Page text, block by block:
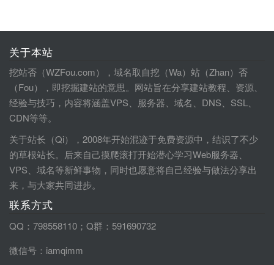
关于本站
挖站否（WZFou.com），域名取自挖（Wa）站（Zhan）否
（Fou），即挖掘建站的意思。网站旨在分享建站教程、资源、
经验与技巧，内容将涵盖VPS、服务器、域名、DNS、SSL、
CDN等等。
关于站长（Qi），2008年开始混迹于免费资源中，结识了不少
的草根站长。后来自己摸爬滚打开始潜心学习Web服务器、
VPS、域名等新鲜事物，同时也愿意将自己经验与做法分享出
来，与大家共同进步。
联系方式
QQ：798558110；Q群：591690732
微信号：iamqimm